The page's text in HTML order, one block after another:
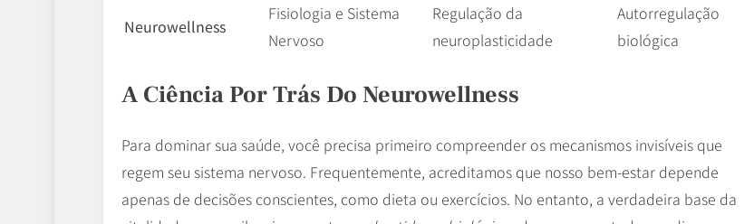
Neurowellness
Fisiologia e Sistema
Nervoso
Regulação da
neuroplasticidade
Autorregulação
biológica
A Ciência Por Trás Do Neurowellness
Para dominar sua saúde, você precisa primeiro compreender os mecanismos invisíveis que
regem seu sistema nervoso. Frequentemente, acreditamos que nosso bem-estar depende
apenas de decisões conscientes, como dieta ou exercícios. No entanto, a verdadeira base da